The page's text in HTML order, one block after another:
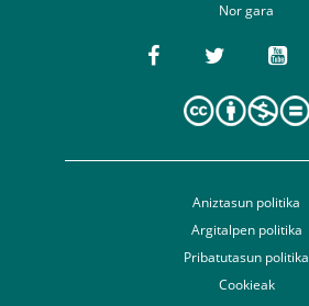
Nor gara
Aniztasun politika
Argitalpen politika
Pribatutasun politika
Cookieak